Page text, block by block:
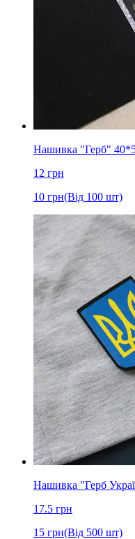
Нашивка "Герб"
12 грн
10 грн(Від 100 шт)
Нашивка "Герб
17.5 грн
15 грн(Від 500 шт)